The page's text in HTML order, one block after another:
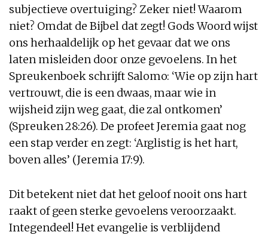
subjectieve overtuiging? Zeker niet! Waarom
niet? Omdat de Bijbel dat zegt! Gods Woord wijst
ons herhaaldelijk op het gevaar dat we ons
laten misleiden door onze gevoelens. In het
Spreukenboek schrijft Salomo: ‘Wie op zijn hart
vertrouwt, die is een dwaas, maar wie in
wijsheid zijn weg gaat, die zal ontkomen’
(Spreuken 28:26). De profeet Jeremia gaat nog
een stap verder en zegt: ‘Arglistig is het hart,
boven alles’ (Jeremia 17:9).
Dit betekent niet dat het geloof nooit ons hart
raakt of geen sterke gevoelens veroorzaakt.
Integendeel! Het evangelie is verblijdend